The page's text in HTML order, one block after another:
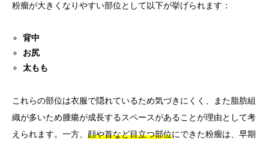
粉瘤が大きくなりやすい部位として以下が挙げられます：
背中
お尻
太もも
これらの部位は衣服で隠れているため気づきにくく、また脂肪組
織が多いため腫瘍が成長するスペースがあることが理由として考
えられます。一方、 顔や首など目立つ部位にできた粉瘤は、早期